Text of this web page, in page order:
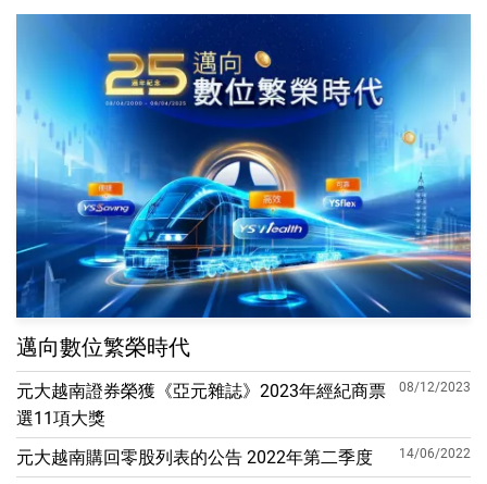
邁向數位繁榮時代
元大越南證券榮獲《亞元雜誌》2023年經紀商票
選11項大獎
08/12/2023
元大越南購回零股列表的公告 2022年第二季度 14/06/2022